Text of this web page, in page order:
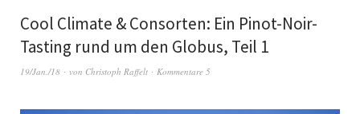
Cool Climate & Consorten: Ein Pinot-Noir-
Tasting rund um den Globus, Teil 1
19/Jan./18 von Christoph Raffelt Kommentare 5